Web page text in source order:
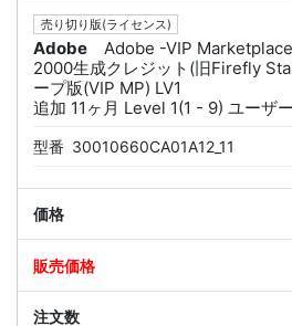
売り切り版(ライセンス)
Adobe
Adobe -VIP
2000生成クレジット(旧Firefly
ープ版(VIP MP) LV1
追加 11ヶ月 Level 1(1 - 9) ユーザ
型番 30010660CA01A12_11